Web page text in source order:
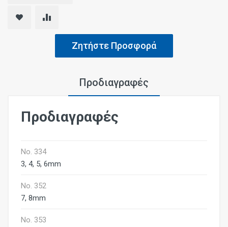
Ζητήστε Προσφορά
Προδιαγραφές
Προδιαγραφές
No. 334
3, 4, 5, 6mm
No. 352
7, 8mm
No. 353